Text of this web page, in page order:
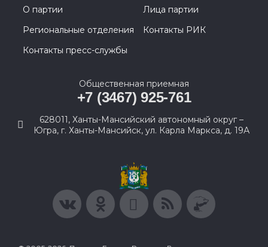
О партии
Лица партии
Региональные отделения
Контакты РИК
Контакты пресс-службы
Общественная приемная
+7 (3467) 925-761
628011, Ханты-Мансийский автономный округ –
Югра, г. Ханты-Мансийск, ул. Карла Маркса, д. 19А